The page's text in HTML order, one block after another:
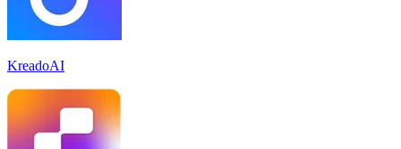
KreadoAI